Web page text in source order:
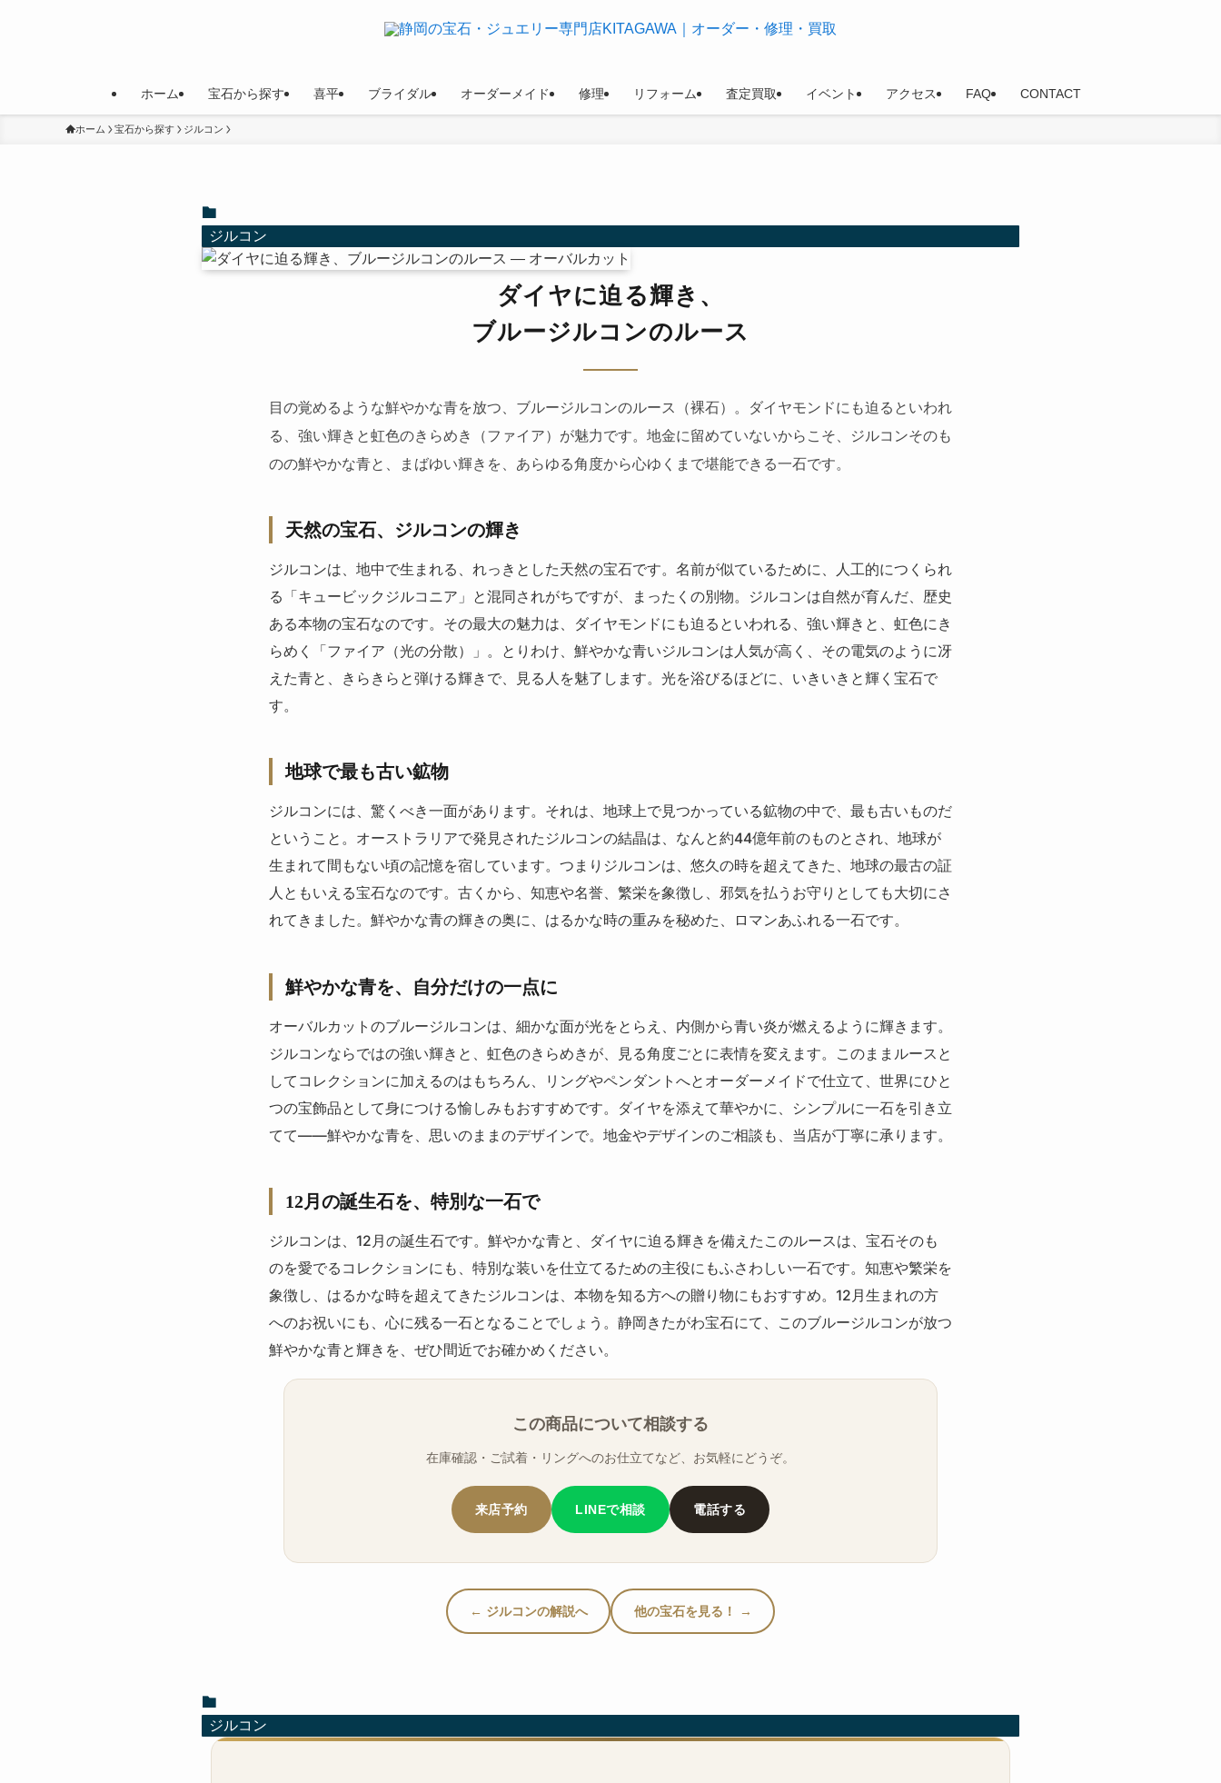
ホーム 宝石から探す 喜平 ブライダル オーダーメイド 修理 リフォーム 査定買取 イベント アクセス FAQ CONTACT
ホーム 宝石から探す ジルコン
ジルコン
ダイヤに迫る輝き、
ブルージルコンのルース
目の覚めるような鮮やかな青を放つ、ブルージルコンのルース（裸石）。ダイヤモンドにも迫るといわれ
る、強い輝きと虹色のきらめき（ファイア）が魅力です。地金に留めていないからこそ、ジルコンそのも
のの鮮やかな青と、まばゆい輝きを、あらゆる角度から心ゆくまで堪能できる一石です。
天然の宝石、ジルコンの輝き
ジルコンは、地中で生まれる、れっきとした天然の宝石です。名前が似ているために、人工的につくられ
る「キュービックジルコニア」と混同されがちですが、まったくの別物。ジルコンは自然が育んだ、歴史
ある本物の宝石なのです。その最大の魅力は、ダイヤモンドにも迫るといわれる、強い輝きと、虹色にき
らめく「ファイア（光の分散）」。とりわけ、鮮やかな青いジルコンは人気が高く、その電気のように冴
えた青と、きらきらと弾ける輝きで、見る人を魅了します。光を浴びるほどに、いきいきと輝く宝石で
す。
地球で最も古い鉱物
ジルコンには、驚くべき一面があります。それは、地球上で見つかっている鉱物の中で、最も古いものだ
ということ。オーストラリアで発見されたジルコンの結晶は、なんと約44億年前のものとされ、地球が
生まれて間もない頃の記憶を宿しています。つまりジルコンは、悠久の時を超えてきた、地球の最古の証
人ともいえる宝石なのです。古くから、知恵や名誉、繁栄を象徴し、邪気を払うお守りとしても大切にさ
れてきました。鮮やかな青の輝きの奥に、はるかな時の重みを秘めた、ロマンあふれる一石です。
鮮やかな青を、自分だけの一点に
オーバルカットのブルージルコンは、細かな面が光をとらえ、内側から青い炎が燃えるように輝きます。
ジルコンならではの強い輝きと、虹色のきらめきが、見る角度ごとに表情を変えます。このままルースと
してコレクションに加えるのはもちろん、リングやペンダントへとオーダーメイドで仕立て、世界にひと
つの宝飾品として身につける愉しみもおすすめです。ダイヤを添えて華やかに、シンプルに一石を引き立
てて——鮮やかな青を、思いのままのデザインで。地金やデザインのご相談も、当店が丁寧に承ります。
12月の誕生石を、特別な一石で
ジルコンは、12月の誕生石です。鮮やかな青と、ダイヤに迫る輝きを備えたこのルースは、宝石そのも
のを愛でるコレクションにも、特別な装いを仕立てるための主役にもふさわしい一石です。知恵や繁栄を
象徴し、はるかな時を超えてきたジルコンは、本物を知る方への贈り物にもおすすめ。12月生まれの方
へのお祝いにも、心に残る一石となることでしょう。静岡きたがわ宝石にて、このブルージルコンが放つ
鮮やかな青と輝きを、ぜひ間近でお確かめください。
この商品について相談する
在庫確認・ご試着・リングへのお仕立てなど、お気軽にどうぞ。
来店予約 LINEで相談 電話する
← ジルコンの解説へ 他の宝石を見る！ →
ジルコン